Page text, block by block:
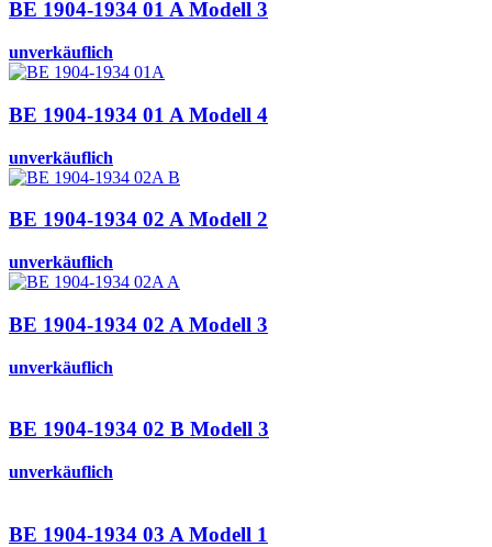
BE 1904-1934 01 A Modell 3
unverkäuflich
BE 1904-1934 01 A Modell 4
unverkäuflich
BE 1904-1934 02 A Modell 2
unverkäuflich
BE 1904-1934 02 A Modell 3
unverkäuflich
BE 1904-1934 02 B Modell 3
unverkäuflich
BE 1904-1934 03 A Modell 1